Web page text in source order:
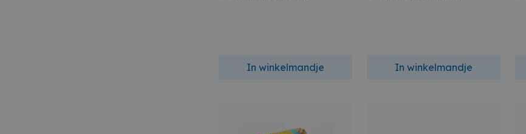
In winkelmandje In winkelmandje